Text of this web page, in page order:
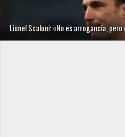
Lionel Scaloni: «No es arrogancia,